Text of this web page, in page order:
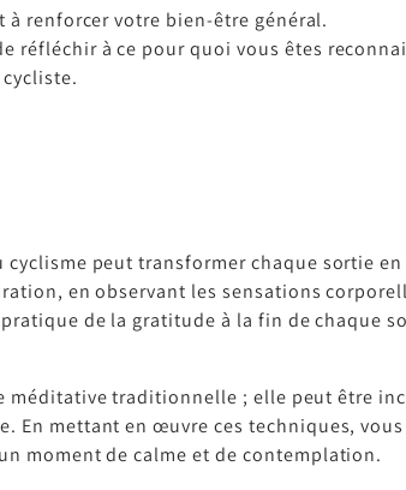
renforcer votre bien-être général.
réfléchir à ce pour quoi vous êtes
peut transformer chaque sortie
en observant les sensations
de la gratitude à la fin de chaque
méditative traditionnelle ; elle peut être
En mettant en œuvre ces techniques,
moment de calme et de contemplation.